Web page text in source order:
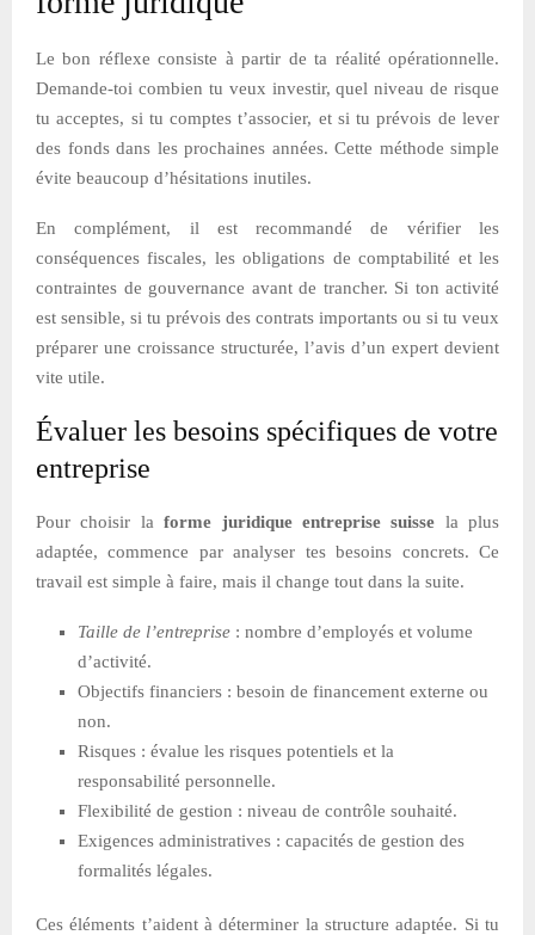
Le bon réflexe consiste à partir de ta réalité opérationnelle.
Demande-toi combien tu veux investir, quel niveau de risque
tu acceptes, si tu comptes t’associer, et si tu prévois de lever
des fonds dans les prochaines années. Cette méthode simple
évite beaucoup d’hésitations inutiles.
En complément, il est recommandé de vérifier les
conséquences fiscales, les obligations de comptabilité et les
contraintes de gouvernance avant de trancher. Si ton activité
est sensible, si tu prévois des contrats importants ou si tu veux
préparer une croissance structurée, l’avis d’un expert devient
vite utile.
Évaluer les besoins spécifiques de votre
entreprise
Pour choisir laforme juridique entreprise suisse la plus
adaptée, commence par analyser tes besoins concrets. Ce
travail est simple à faire, mais il change tout dans la suite.
Taille de l’entreprise : nombre d’employés et volume
d’activité.
Objectifs financiers : besoin de financement externe ou
non.
Risques : évalue les risques potentiels et la
responsabilité personnelle.
Flexibilité de gestion : niveau de contrôle souhaité.
Exigences administratives : capacités de gestion des
formalités légales.
Ces éléments t’aident à déterminer la structure adaptée. Si tu